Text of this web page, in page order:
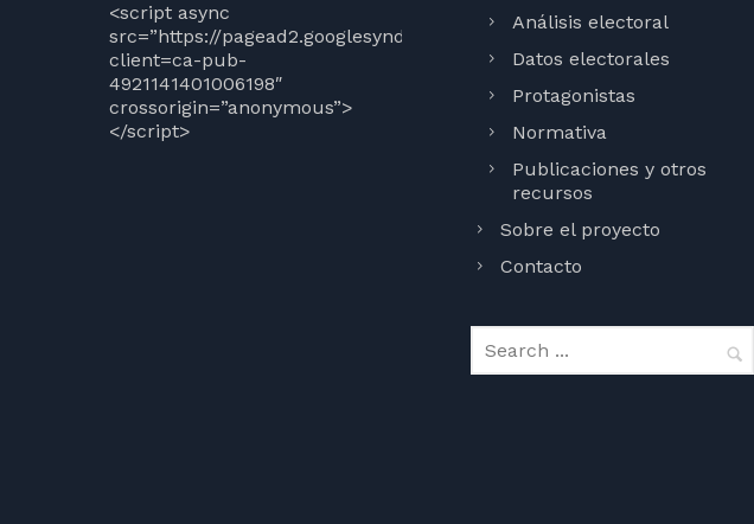
<script async
src=”https://pagead2.googlesyndication.com/pagead/js/adsbygoogle.js?
client=ca-pub-
4921141401006198″
crossorigin=”anonymous”>
</script>
Análisis electoral
Datos electorales
Protagonistas
Normativa
Publicaciones y otros
recursos
Sobre el proyecto
Contacto